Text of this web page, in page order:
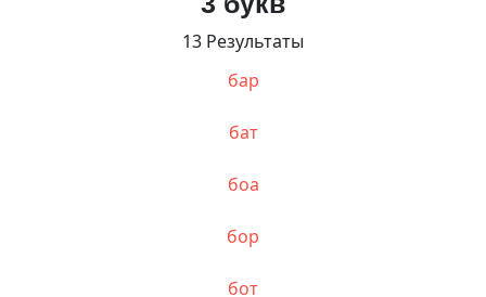
13 Результаты
бар
бат
боа
бор
бот